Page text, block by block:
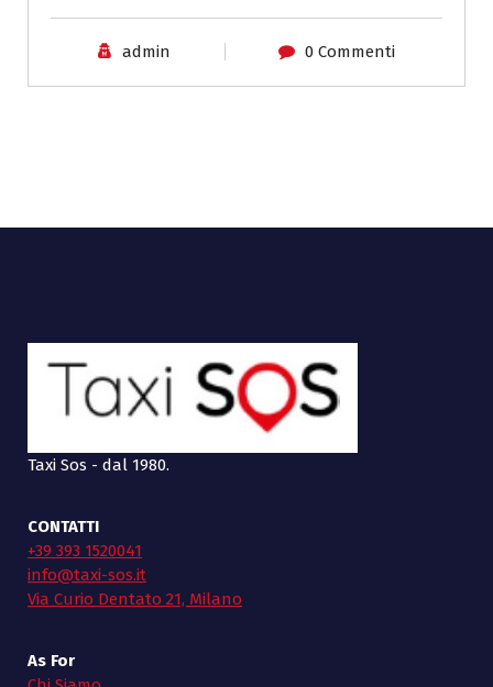
admin 0 Commenti
Taxi Sos - dal 1980.
CONTATTI
+39 393 1520041
info@taxi-sos.it
Via Curio Dentato 21, Milano
As For